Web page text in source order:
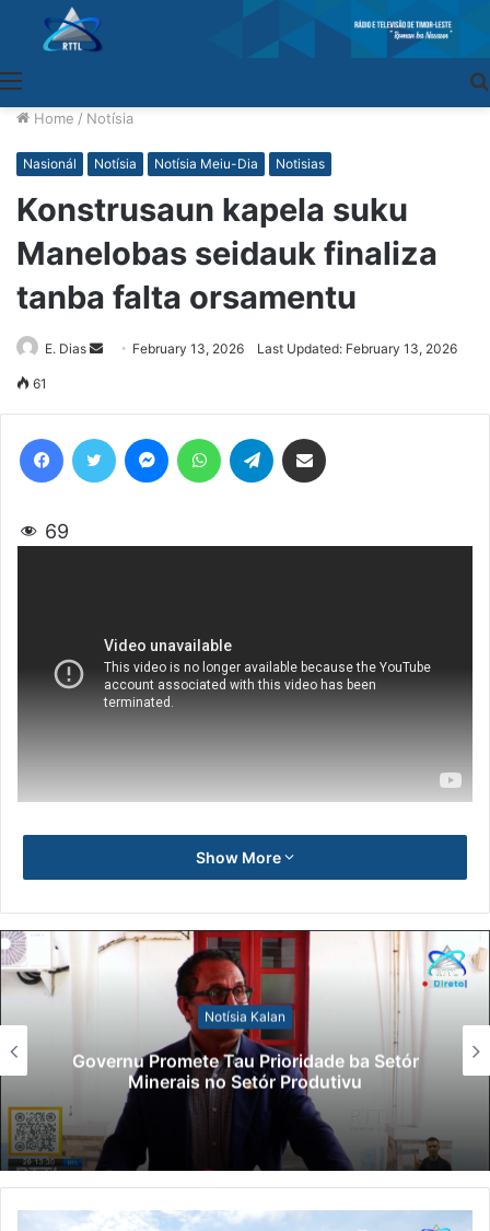
Home / Notísia
Nasionál Notísia Notísia Meiu-Dia Notisias
Konstrusaun kapela suku
Manelobas seidauk finaliza
tanba falta orsamentu
E. Dias
SendFebruary 13, 2026 Last Updated: February 13, 2026
61
69
Show More
Notísia Kalan
Governu Promete Tau Prioridade ba Setór
Minerais no Setór Produtivu